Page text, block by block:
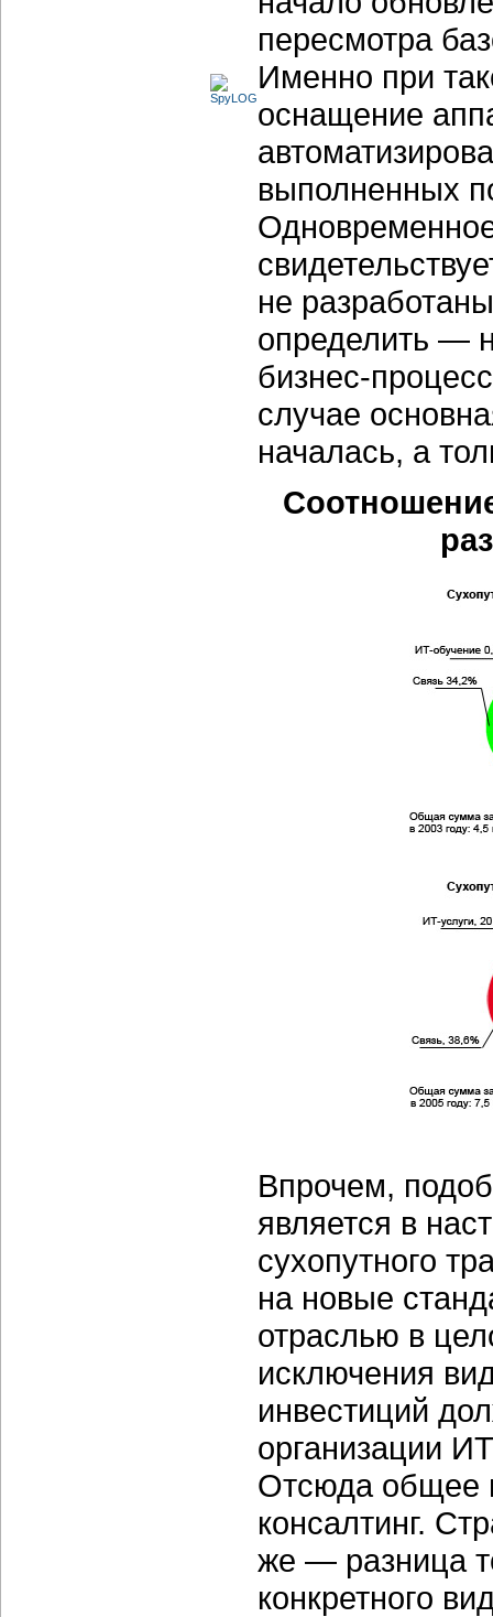
пересмотра
Именно при
оснащение
выполненных
не
определить —
бизнес-
случае
началась, а
Впрочем,
является в
сухопутного
на новые
отраслью в
исключения
инвестиций
организации
Отсюда общее
консалтинг.
же — разница
конкретного